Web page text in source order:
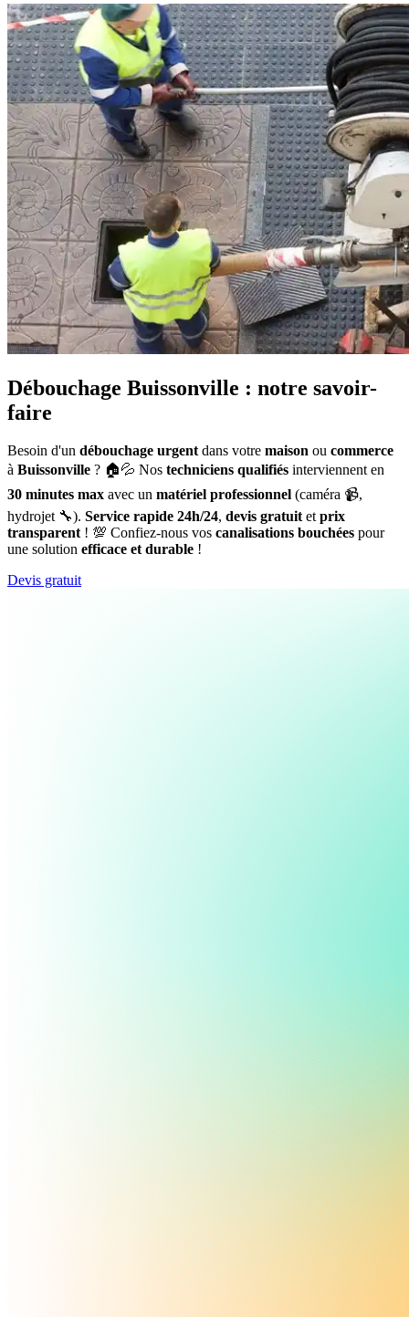
Débouchage Buissonville : notre savoir-
faire
Besoin d'un débouchage urgentdans votre maison ou commerce
à Buissonville ? 🏠💦 Nos techniciens qualifiés interviennent en
30 minutes max avec un matériel professionnel (caméra 📹,
hydrojet 🔧). Service rapide 24h/24, devis gratuitetprix
transparent! 💯 Confiez-nous vos canalisations bouchées pour
une solution efficace et durable !
Devis gratuit